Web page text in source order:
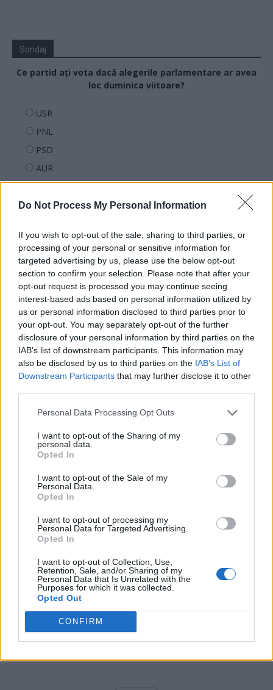
Do Not Process My Personal Information
If you wish to opt-out of the sale, sharing to third parties, or
processing of your personal or sensitive information for
targeted advertising by us, please use the below opt-out
section to confirm your selection. Please note that after your
opt-out request is processed you may continue seeing
interest-based ads based on personal information utilized by
us or personal information disclosed to third parties prior to
your opt-out. You may separately opt-out of the further
disclosure of your personal information by third parties on the
IAB’s list of downstream participants. This information may
also be disclosed by us to third parties on the IAB’s List of
Downstream Participants that may further disclose it to other
Personal Data Processing Opt Outs
I want to opt-out of the Sharing of my
personal data.
Opted In
I want to opt-out of the Sale of my
Personal Data.
Opted In
I want to opt-out of processing my
Personal Data for Targeted Advertising.
Opted In
I want to opt-out of Collection, Use,
Retention, Sale, and/or Sharing of my
Personal Data that Is Unrelated with the
Purposes for which it was collected.
Opted Out
CONFIRM
Sondaj
Ce partid ați vota dacă alegerile parlamentare ar avea
loc duminica viitoare?
USR
PNL
PSD
AUR
UDMR
PMP (Tomac)
PNȚMM
REPER
SENS
SOS (Șoșoacă)
POT (Gavrilă)
PACE (Peia)
Acțiunea Conservatoare (Târziu)
PDF (Lazarus)
Partidul Patrioților (Surugiu)
FAR (Coarnă)
România pe Primul Loc (Ponta)
Altul
Arhiva sondajelor